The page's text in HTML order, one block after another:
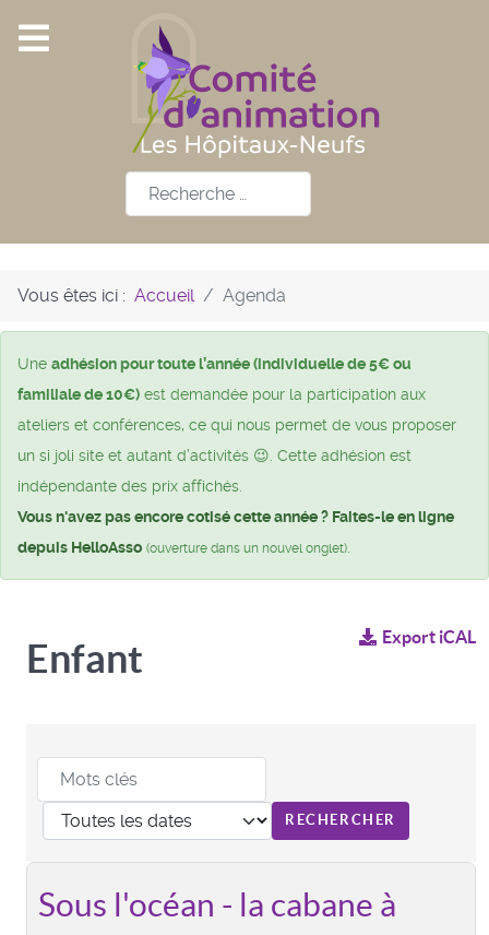
Rechercher
Vous êtes ici : Accueil Agenda
Une adhésion pour toute l’année (individuelle de 5€ ou
familiale de 10€) est demandée pour la participation aux
ateliers et conférences, ce qui nous permet de vous proposer
un si joli site et autant d’activités 😉. Cette adhésion est
indépendante des prix affichés.
Vous n'avez pas encore cotisé cette année ? Faites-le en ligne
depuis HelloAsso (ouverture dans un nouvel onglet)
Enfant Export iCAL
Sous l'océan - la cabane à